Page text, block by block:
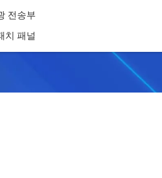
전송부
치 패널